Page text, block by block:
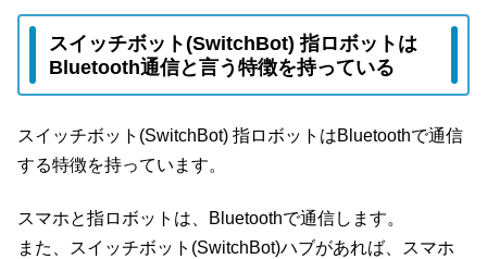
スイッチボット(SwitchBot) 指ロボットは
Bluetooth通信と言う特徴を持っている
スイッチボット(SwitchBot) 指ロボットはBluetoothで通信
する特徴を持っています。
スマホと指ロボットは、Bluetoothで通信します。
また、スイッチボット(SwitchBot)ハブがあれば、スマホ